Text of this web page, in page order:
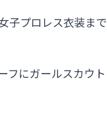
子プロレス衣装まで
フにガールスカウト